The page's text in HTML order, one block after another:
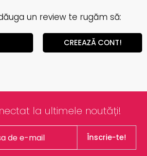
un review te rugăm să:
CREEAZĂ CONT!
la ultimele noutăți!
Înscrie-te!